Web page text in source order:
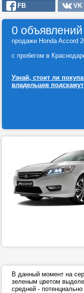
FB VK
0 объявлений
продажи Honda Accord
с пробегом в
Узнай, стоит ли
владельцев подскажут
В данный момент на
зеленым цветом
средней -